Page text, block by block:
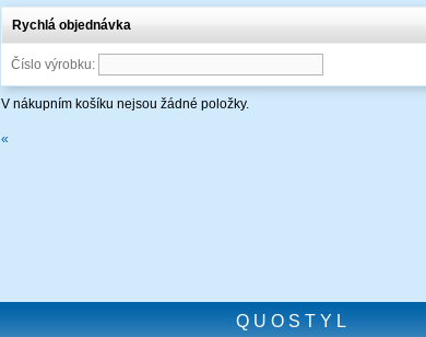
Rychlá objednávka
Číslo výrobku:
V nákupním košíku nejsou žádné položky.
«
Q U O S T Y L